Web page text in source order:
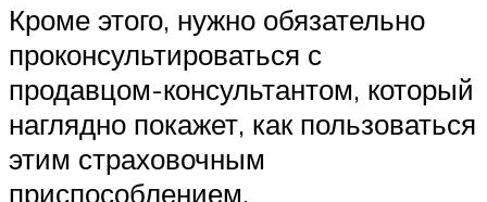
Кроме этого, нужно обязательно
проконсультироваться с
продавцом-консультантом, который
наглядно покажет, как пользоваться
этим страховочным
приспособлением.